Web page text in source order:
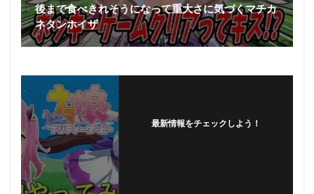
後まで食べきれそうになって重大さに気づくマチカ
ネタンホイザ
最新情報をチェックしよう！